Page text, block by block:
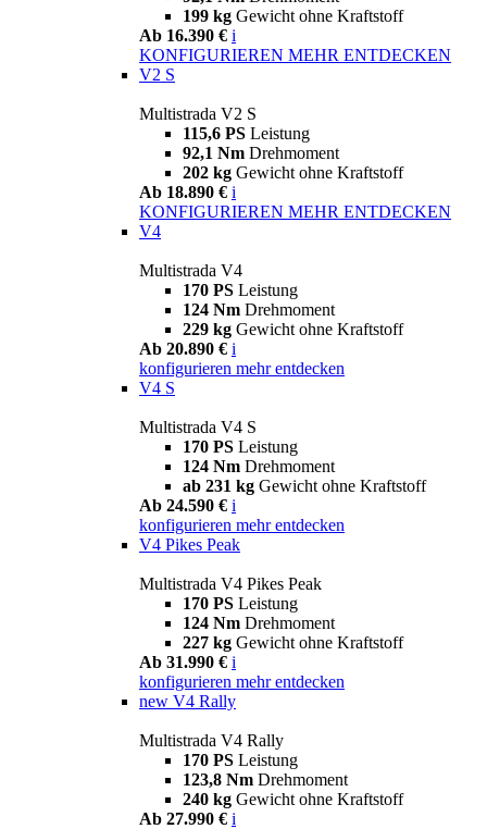
199 kg Gewicht ohne Kraftstoff
Ab 16.390 € i
KONFIGURIEREN MEHR ENTDECKEN
V2 S
Multistrada V2 S
115,6 PS Leistung
92,1 Nm Drehmoment
202 kg Gewicht ohne Kraftstoff
Ab 18.890 € i
KONFIGURIEREN MEHR ENTDECKEN
V4
Multistrada V4
170 PS Leistung
124 Nm Drehmoment
229 kg Gewicht ohne Kraftstoff
Ab 20.890 € i
konfigurieren mehr entdecken
V4 S
Multistrada V4 S
170 PS Leistung
124 Nm Drehmoment
ab 231 kg Gewicht ohne Kraftstoff
Ab 24.590 € i
konfigurieren mehr entdecken
V4 Pikes Peak
Multistrada V4 Pikes Peak
170 PS Leistung
124 Nm Drehmoment
227 kg Gewicht ohne Kraftstoff
Ab 31.990 € i
konfigurieren mehr entdecken
new V4 Rally
Multistrada V4 Rally
170 PS Leistung
123,8 Nm Drehmoment
240 kg Gewicht ohne Kraftstoff
Ab 27.990 € i